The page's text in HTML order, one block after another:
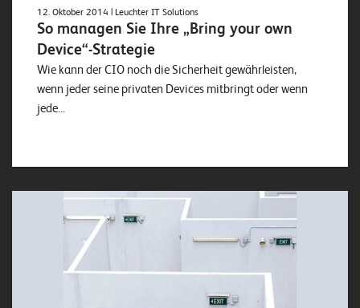
12. Oktober 2014 | Leuchter IT Solutions
So managen Sie Ihre „Bring your own
Device“-Strategie
Wie kann der CIO noch die Sicherheit gewährleisten,
wenn jeder seine privaten Devices mitbringt oder wenn
jede...